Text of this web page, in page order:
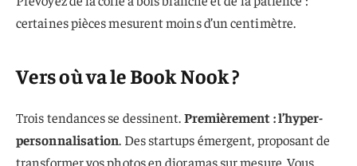
certaines pièces mesurent moins d’un centimètre.
Vers où va le Book Nook ?
Trois tendances se dessinent.Premièrement : l’hyper-
personnalisation. Des startups émergent, proposant de
transformer vos photos en dioramas sur mesure. Vous